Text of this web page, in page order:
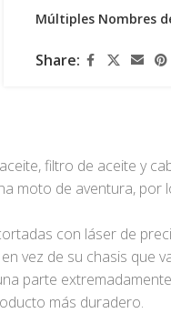
Múltiples Nombres
Share:
filtro de aceite y
moto de aventura,
con láser de
vez de su chasis que
parte
más duradero.